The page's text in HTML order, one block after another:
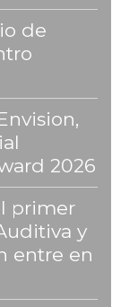
de
2026
primer
y
entre en